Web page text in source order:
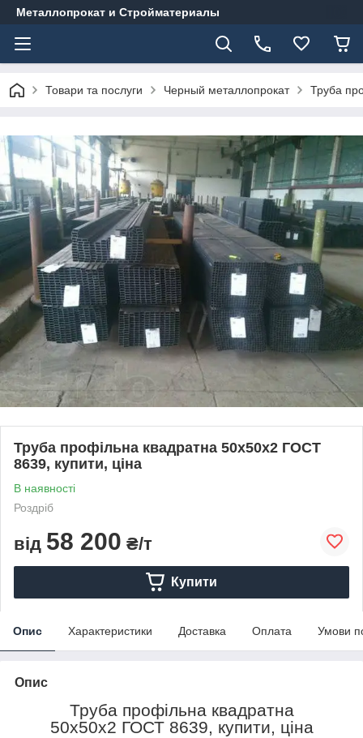
Металлопрокат и Стройматериалы
Товари та послуги Черный металлопрокат Труба
Труба профільна квадратна 50х50х2 ГОСТ
8639, купити, ціна
В наявності
Роздріб
від 58 200 ₴/т
Купити
Опис Характеристики Доставка Оплата Умови
Опис
Труба профільна квадратна
50х50х2 ГОСТ 8639, купити, ціна